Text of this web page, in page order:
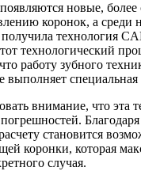
новые,
коронок, а среди
получила технология
технологический
работу зубного
выполняет специальная
внимание, что эта
становится
коронки, которая
случая.